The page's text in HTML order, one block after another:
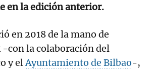
en la edición anterior.
en 2018 de la mano de
con la colaboración del
y elAyuntamiento de Bilbao-,